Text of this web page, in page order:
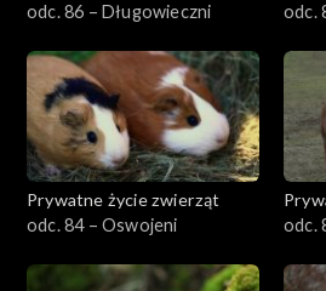
odc. 86 – Długowieczni
odc.
Prywatne życie zwierząt
odc. 84 – Oswojeni
odc.